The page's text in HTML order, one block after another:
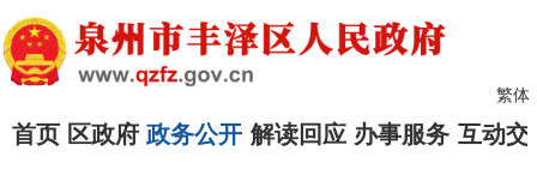
繁体
首页 区政府 政务公开 解读回应 办事服务 互动交